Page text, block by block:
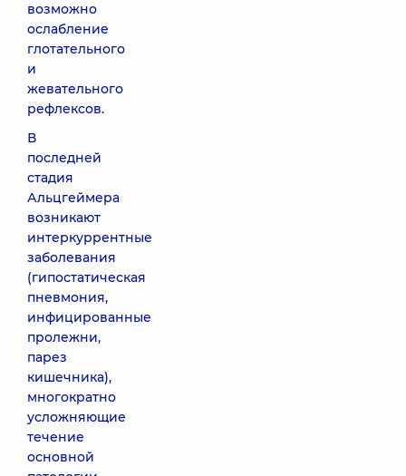
возможно
ослабление
глотательного
и
жевательного
рефлексов.
В
последней
стадия
Альцгеймера
возникают
интеркуррентные
заболевания
(гипостатическая
пневмония,
инфицированные
пролежни,
парез
кишечника),
многократно
усложняющие
течение
основной